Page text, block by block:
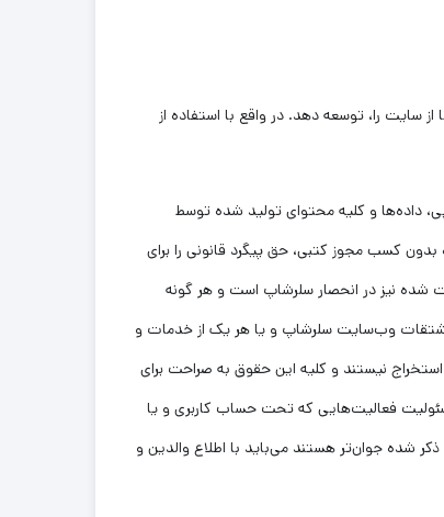
سایت را، توسعه دهد. در واقع با استفاده از
داده‌ها و کلیه محتوای تولید شده توسط
کسب مجوز کتبی، حق پیگرد قانونی را برای
شده نیز در انحصار سلرشاپ است و هر گونه
مشتقات وب‏‌سایت سلرشاپ و یا هر یک از خدمات و
استخراج نیستند و کلیه این حقوق به صراحت برای
فعالیت‌‏هایی که تحت حساب کاربری و یا
می‏‌رساند و در صورتی که کاربران از سن ذکر شده جوان‌‏تر هستند می‌‏باید با اطلاع والدین و